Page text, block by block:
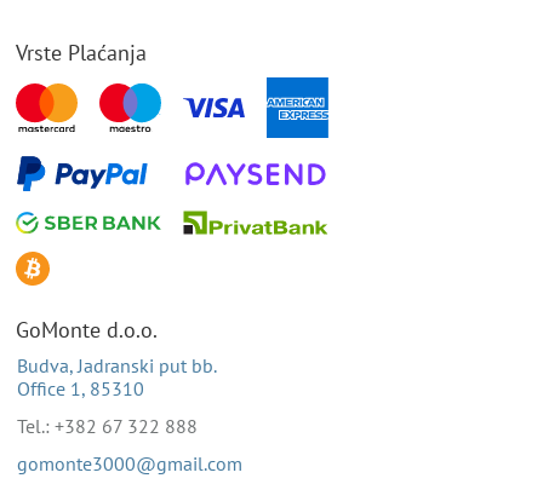
Vrste Plaćanja
GoMonte d.o.o.
Budva, Jadranski put bb.
Office 1, 85310
Tel.: +382 67 322 888
gomonte3000@gmail.com